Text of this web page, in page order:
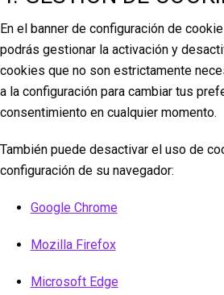
En el banner de configuración de
podrás gestionar la activación y
cookies que no son estrictamente
a la configuración para cambiar tus
consentimiento en cualquier momento.
También puede desactivar el uso de
configuración de su navegador:
Google Chrome
Mozilla Firefox
Microsoft Edge